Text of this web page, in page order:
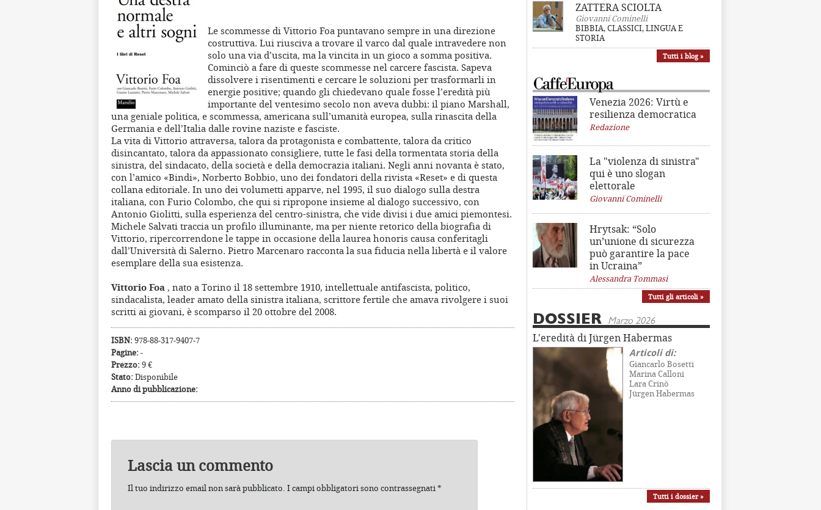
Le scommesse di Vittorio Foa puntavano sempre in una direzione
costruttiva. Lui riusciva a trovare il varco dal quale intravedere non
solo una via d’uscita, ma la vincita in un gioco a somma positiva.
Cominciò a fare di queste scommesse nel carcere fascista. Sapeva
dissolvere i risentimenti e cercare le soluzioni per trasformarli in
energie positive; quando gli chiedevano quale fosse l’eredità più
importante del ventesimo secolo non aveva dubbi: il piano Marshall,
una geniale politica, e scommessa, americana sull’umanità europea, sulla rinascita della
Germania e dell’Italia dalle rovine naziste e fasciste.
La vita di Vittorio attraversa, talora da protagonista e combattente, talora da critico
disincantato, talora da appassionato consigliere, tutte le fasi della tormentata storia della
sinistra, del sindacato, della società e della democrazia italiani. Negli anni novanta è stato,
con l’amico «Bindi», Norberto Bobbio, uno dei fondatori della rivista «Reset» e di questa
collana editoriale. In uno dei volumetti apparve, nel 1995, il suo dialogo sulla destra
italiana, con Furio Colombo, che qui si ripropone insieme al dialogo successivo, con
Antonio Giolitti, sulla esperienza del centro-sinistra, che vide divisi i due amici piemontesi.
Michele Salvati traccia un profilo illuminante, ma per niente retorico della biografia di
Vittorio, ripercorrendone le tappe in occasione della laurea honoris causa conferitagli
dall’Università di Salerno. Pietro Marcenaro racconta la sua fiducia nella libertà e il valore
esemplare della sua esistenza.
Vittorio Foa , nato a Torino il 18 settembre 1910, intellettuale antifascista, politico,
sindacalista, leader amato della sinistra italiana, scrittore fertile che amava rivolgere i suoi
scritti ai giovani, è scomparso il 20 ottobre del 2008.
ISBN: 978-88-317-9407-7
Pagine: -
Prezzo: 9 €
Stato: Disponibile
Anno di pubblicazione:
Lascia un commento
Il tuo indirizzo email non sarà pubblicato. I campi obbligatori sono contrassegnati*
ZATTERA SCIOLTA
Giovanni Cominelli
BIBBIA, CLASSICI, LINGUA E
STORIA
Tutti i blog »
Venezia 2026: Virtù e
resilienza democratica
Redazione
La "violenza di sinistra"
qui è uno slogan
elettorale
Giovanni Cominelli
Hrytsak: “Solo
un’unione di sicurezza
può garantire la pace
in Ucraina”
Alessandra Tommasi
Tutti gli articoli »
DOSSIER Marzo 2026
L'eredità di Jürgen Habermas
Articoli di:
Giancarlo Bosetti
Marina Calloni
Lara Crinò
Jürgen Habermas
Tutti i dossier »